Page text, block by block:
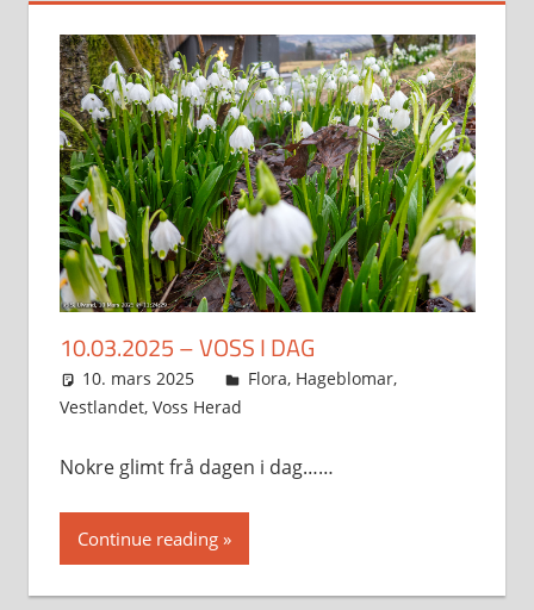
10.03.2025 – VOSS I DAG
10. mars 2025 Svein
Flora, Hageblomar,
Vestlandet, Voss Herad
Nokre glimt frå dagen i dag……
Continue reading